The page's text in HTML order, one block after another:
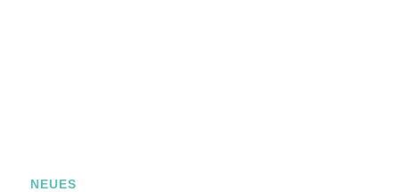
NEUES